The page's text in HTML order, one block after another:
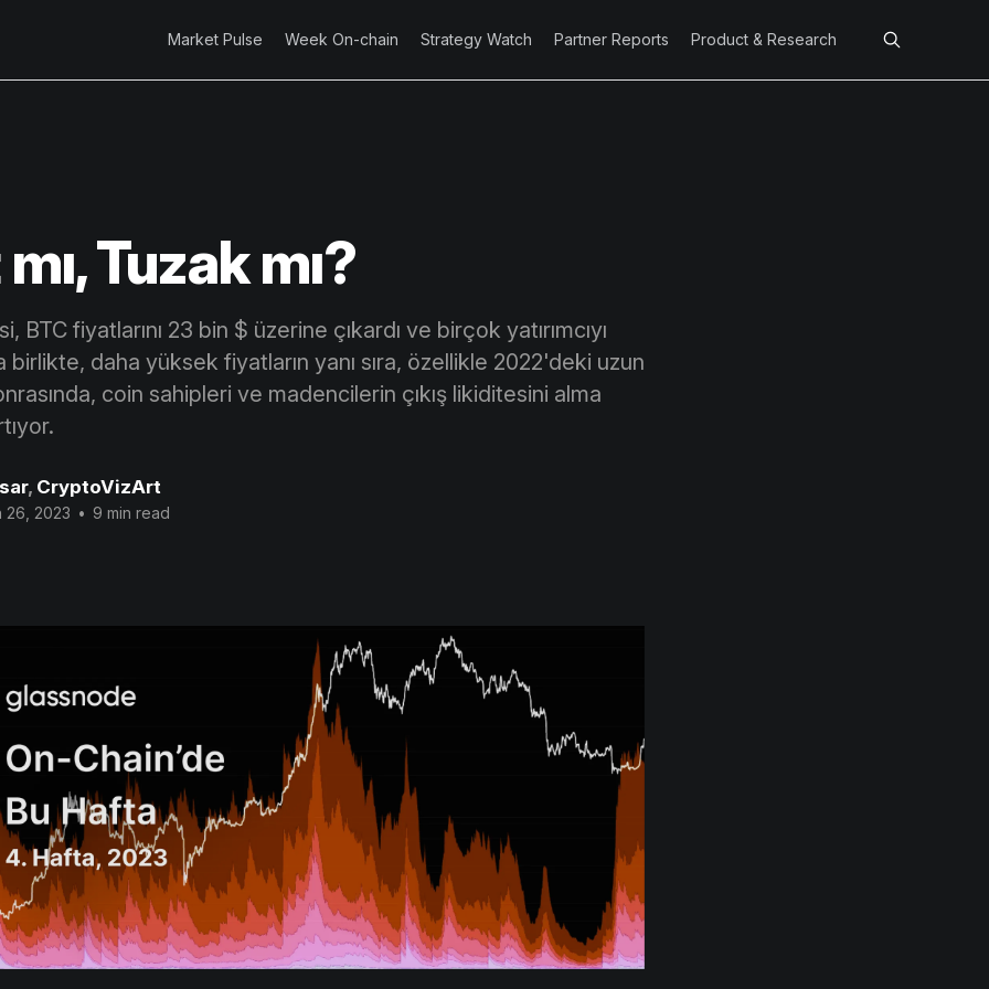
Market Pulse Week On-chain Strategy Watch Partner Reports Product & Research
Tuzak mı?
BTC fiyatlarını 23 bin $ üzerine çıkardı ve birçok yatırımcıyı
birlikte, daha yüksek fiyatların yanı sıra, özellikle 2022'deki uzun
coin sahipleri ve madencilerin çıkış likiditesini alma
, CryptoVizArt
26, 2023 • 9 min read